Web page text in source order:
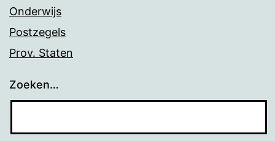
Onderwijs
Postzegels
Prov. Staten
Zoeken…